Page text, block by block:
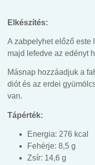
Elkészítés:
A zabpelyhet előző este
majd lefedve az edényt
Másnap hozzáadjuk a
diót és az erdei
van.
Tápérték:
Energia: 276 kcal
Fehérje: 8,5 g
Zsír: 14,6 g